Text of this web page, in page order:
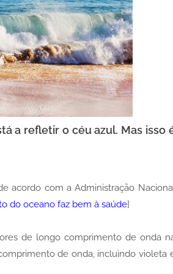
a refletir o céu azul. Mas isso
acordo com a Administração
do oceano faz bem à saúde]
de longo comprimento de onda
de onda, incluindo violeta